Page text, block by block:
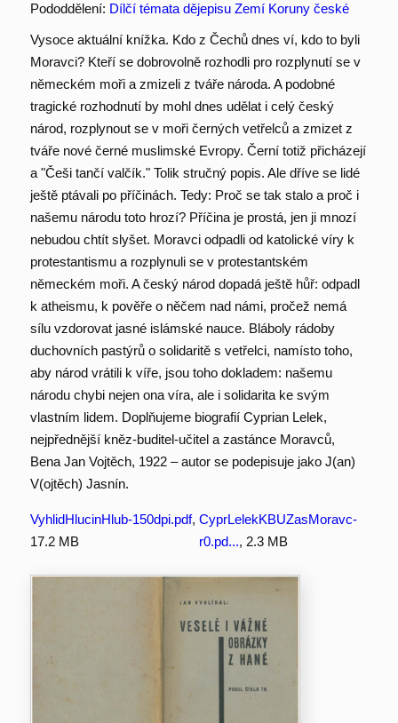
Pododdělení: Dílčí témata dějepisu Zemí Koruny české
Vysoce aktuální knížka. Kdo z Čechů dnes ví, kdo to byli
Moravci? Kteří se dobrovolně rozhodli pro rozplynutí se v
německém moři a zmizeli z tváře národa. A podobné
tragické rozhodnutí by mohl dnes udělat i celý český
národ, rozplynout se v moři černých vetřelců a zmizet z
tváře nové černé muslimské Evropy. Černí totiž přicházejí
a "Češi tančí valčík." Tolik stručný popis. Ale dříve se lidé
ještě ptávali po příčinách. Tedy: Proč se tak stalo a proč i
našemu národu toto hrozí? Příčina je prostá, jen ji mnozí
nebudou chtít slyšet. Moravci odpadli od katolické víry k
protestantismu a rozplynuli se v protestantském
německém moři. A český národ dopadá ještě hůř: odpadl
k atheismu, k pověře o něčem nad námi, pročež nemá
sílu vzdorovat jasné islámské nauce. Bláboly rádoby
duchovních pastýrů o solidaritě s vetřelci, namísto toho,
aby národ vrátili k víře, jsou toho dokladem: našemu
národu chybi nejen ona víra, ale i solidarita ke svým
vlastním lidem. Doplňujeme biografií Cyprian Lelek,
nejpřednější kněz-buditel-učitel a zastánce Moravců,
Bena Jan Vojtěch, 1922 – autor se podepisuje jako J(an)
V(ojtěch) Jasnín.
VyhlidHlucinHlub-150dpi.pdf,
17.2 MB
CyprLelekKBUZasMoravc-
r0.pd..., 2.3 MB